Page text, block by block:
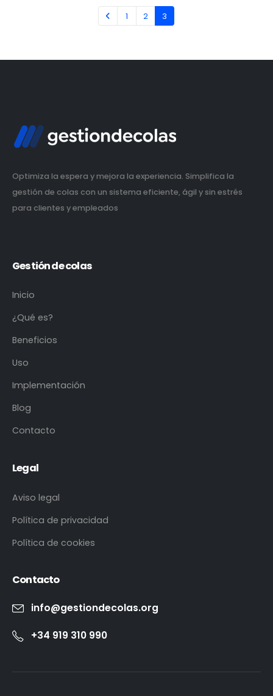
1 2 3
Optimiza la espera y mejora la experiencia. Simplifica la
gestión de colas con un sistema eficiente, ágil y sin estrés
para clientes y empleados
Gestión de colas
Inicio
¿Qué es?
Beneficios
Uso
Implementación
Blog
Contacto
Legal
Aviso legal
Política de privacidad
Política de cookies
Contacto
info@gestiondecolas.org
+34 919 310 990